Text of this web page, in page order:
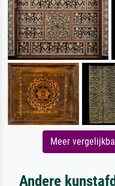
Meer
Andere